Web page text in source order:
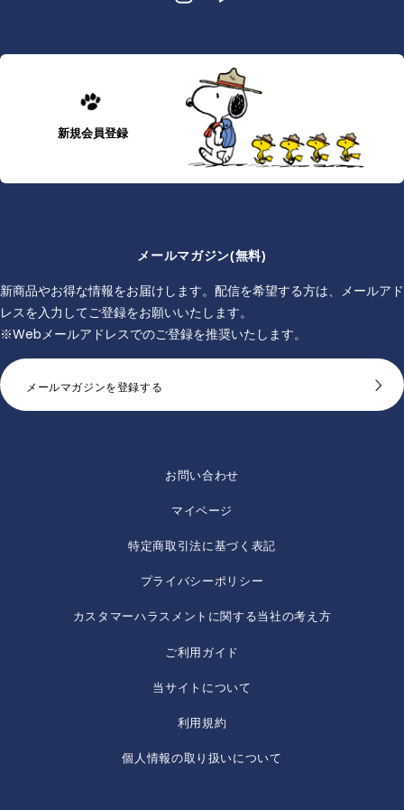
新規会員登録
メールマガジン(無料)
新商品やお得な情報をお届けします。配信を希望する方は、メールアド
レスを入力してご登録をお願いいたします。
※Webメールアドレスでのご登録を推奨いたします。
メールマガジンを登録する
お問い合わせ
マイページ
特定商取引法に基づく表記
プライバシーポリシー
カスタマーハラスメントに関する当社の考え方
ご利用ガイド
当サイトについて
利用規約
個人情報の取り扱いについて